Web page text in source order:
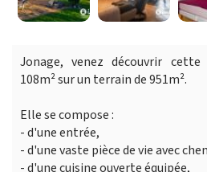
Jonage, venez découvrir
108m² sur un terrain de 951m².
Elle se compose :
- d'une entrée,
- d'une vaste pièce de vie avec
- d'une cuisine ouverte équipée,